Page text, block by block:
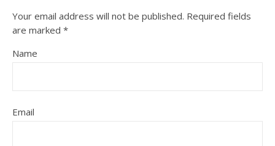
Your email address will not be published. Required fields
are marked *
Name
Email